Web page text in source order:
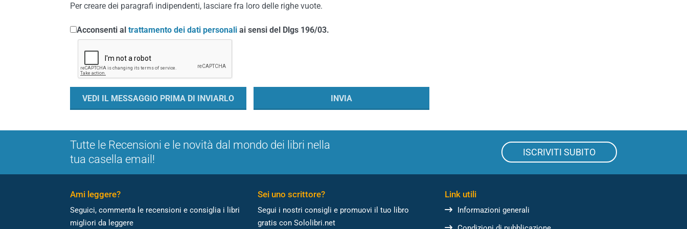
Per creare dei paragrafi indipendenti, lasciare fra loro delle righe vuote.
Acconsenti al trattamento dei dati personali ai sensi del Dlgs 196/03.
Tutte le Recensioni e le novità dal mondo dei libri nella
tua casella email!
ISCRIVITI SUBITO
Ami leggere?
Seguici, commenta le recensioni e consiglia i libri
migliori da leggere
Sei uno scrittore?
Segui i nostri consigli e promuovi il tuo libro
gratis con Sololibri.net
Link utili
Informazioni generali